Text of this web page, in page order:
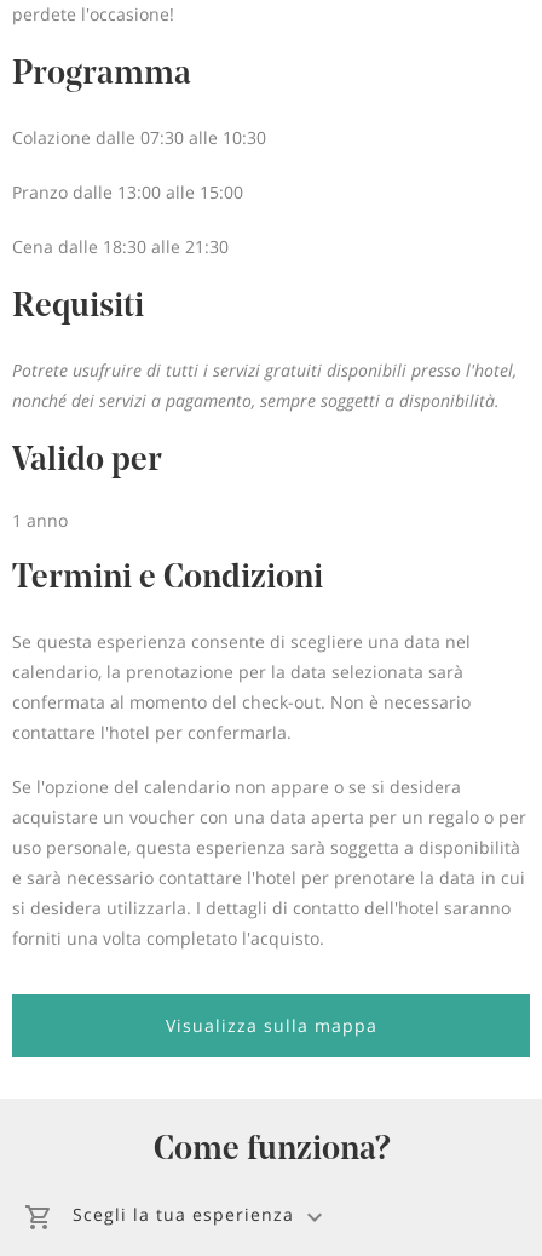
perdete l'occasione!
Programma
Colazione dalle 07:30 alle 10:30
Pranzo dalle 13:00 alle 15:00
Cena dalle 18:30 alle 21:30
Requisiti
Potrete usufruire di tutti i servizi gratuiti disponibili presso l'hotel,
nonché dei servizi a pagamento, sempre soggetti a disponibilità.
Valido per
1 anno
Termini e Condizioni
Se questa esperienza consente di scegliere una data nel
calendario, la prenotazione per la data selezionata sarà
confermata al momento del check-out. Non è necessario
contattare l'hotel per confermarla.
Se l'opzione del calendario non appare o se si desidera
acquistare un voucher con una data aperta per un regalo o per
uso personale, questa esperienza sarà soggetta a disponibilità
e sarà necessario contattare l'hotel per prenotare la data in cui
si desidera utilizzarla. I dettagli di contatto dell'hotel saranno
forniti una volta completato l'acquisto.
Visualizza sulla mappa
Come funziona?
Scegli la tua esperienza